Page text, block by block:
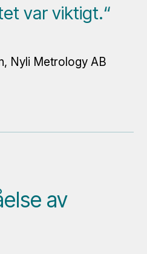
var viktigt.“
Nyli Metrology AB
av